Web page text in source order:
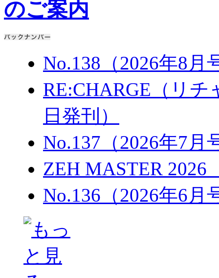
No.138（2026年8月
RE:CHARGE（リチ
日発刊）
No.137（2026年7月
ZEH MASTER
No.136（2026年6月